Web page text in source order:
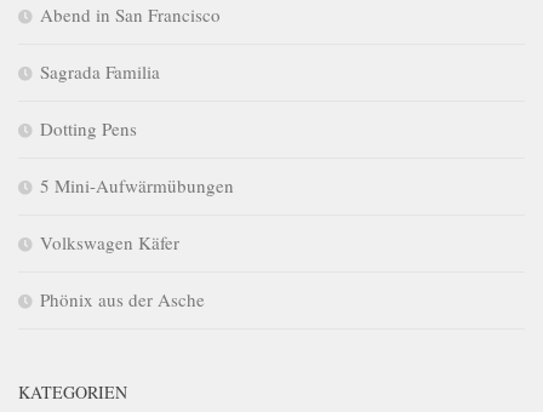
Abend in San Francisco
Sagrada Familia
Dotting Pens
5 Mini-Aufwärmübungen
Volkswagen Käfer
Phönix aus der Asche
KATEGORIEN